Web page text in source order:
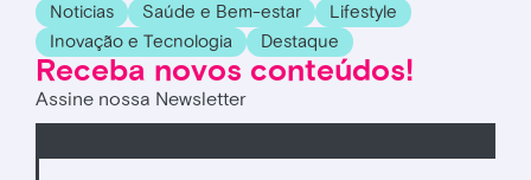
Noticias
Saúde e Bem-estar
Lifestyle
Inovação e Tecnologia
Destaque
Receba novos conteúdos!
Assine nossa Newsletter